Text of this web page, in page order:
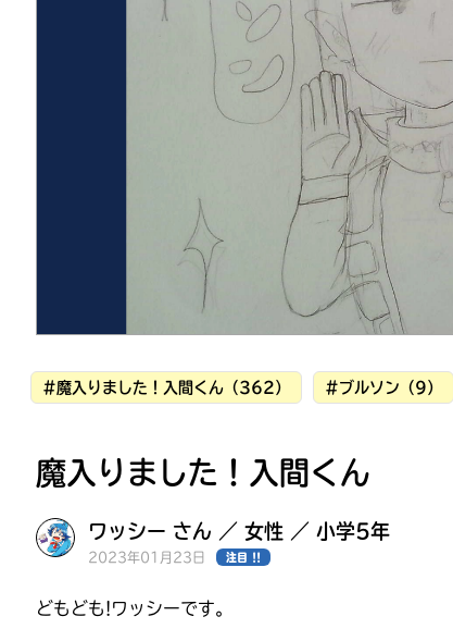
読みたい本が
見つかる
シリーズに
出会える
魔入りました！入間くん
#魔入りました！入間くん（362） #ブルソン（9）
ワッシー さん ／ 女性 ／ 小学5年
2023年01月23日 注目 !!
どもども!ワッシーです。